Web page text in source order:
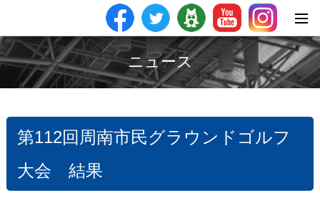
ニュース
第112回周南市民グラウンドゴルフ
大会 結果